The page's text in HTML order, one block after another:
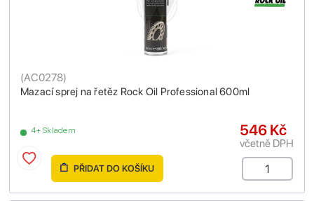
Mazací sprej na řetěz Rock Oil Professional 600ml
(AC0278)
4+ Skladem 546 Kč
včetně DPH
PŘIDAT DO KOŠÍKU